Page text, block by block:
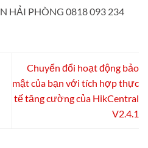
HẢI PHÒNG 0818 093 234
Chuyển đổi hoạt động bảo
mật của bạn với tích hợp thực
tế tăng cường của HikCentral
V2.4.1